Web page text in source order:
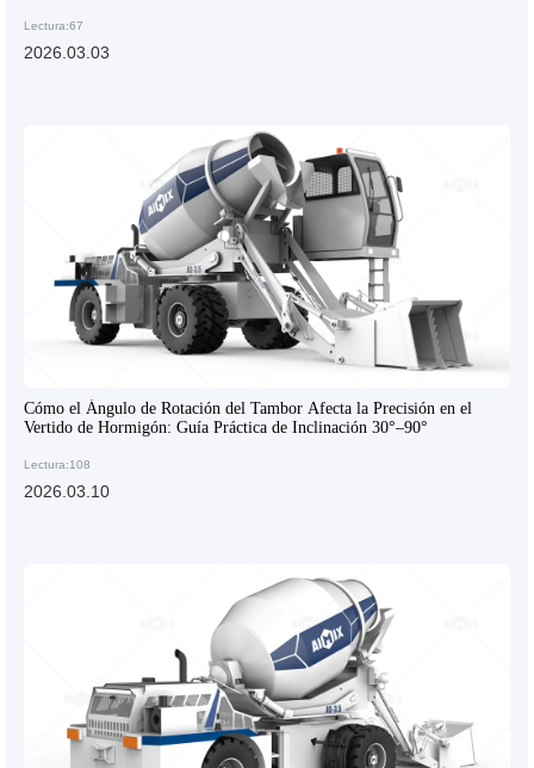
Lectura:67
2026.03.03
Cómo el Ángulo de Rotación del Tambor Afecta la Precisión en el
Vertido de Hormigón: Guía Práctica de Inclinación 30°–90°
Lectura:108
2026.03.10